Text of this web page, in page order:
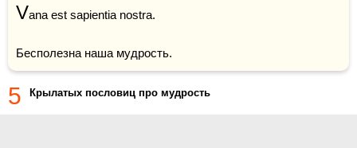
Vana est sapientia nostra.
Бесполезна наша мудрость.
5 Крылатых пословиц про мудрость